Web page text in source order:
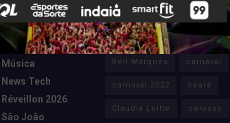
Marketing E
Negócios
Música
News Tech
Réveillon 2026
São João
Tags
Anitta Axé Banda Eva
Bell Marques carnaval
carnaval 2022 ceará
Claudia Leitte colosso